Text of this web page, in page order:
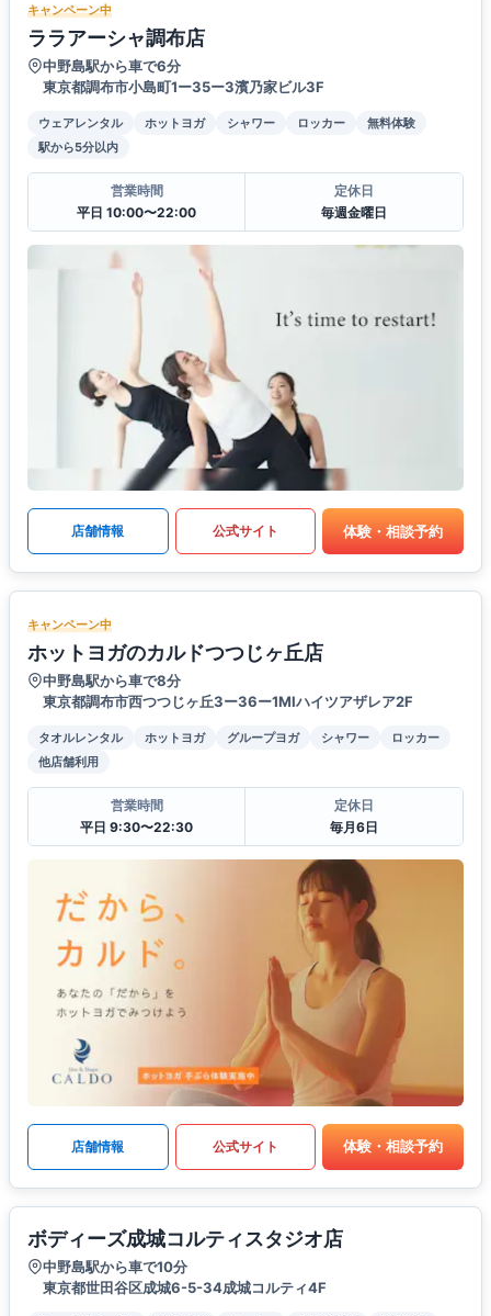
キャンペーン中
ララアーシャ調布店
中野島駅から車で6分
東京都調布市小島町1ー35ー3濱乃家ビル3F
ウェアレンタル ホットヨガ シャワー ロッカー
無料体験
駅から5分以内
営業時間
平日 10:00〜22:00
定休日
毎週金曜日
店舗情報 公式サイト 体験・相談予約
キャンペーン中
ホットヨガのカルドつつじヶ丘店
中野島駅から車で8分
東京都調布市西つつじヶ丘3ー36ー1MIハイツアザレア2F
タオルレンタル ホットヨガ グループヨガ シャワー
ロッカー
他店舗利用
営業時間
平日 9:30〜22:30
定休日
毎月6日
店舗情報 公式サイト 体験・相談予約
ボディーズ成城コルティスタジオ店
中野島駅から車で10分
東京都世田谷区成城6-5-34成城コルティ4F